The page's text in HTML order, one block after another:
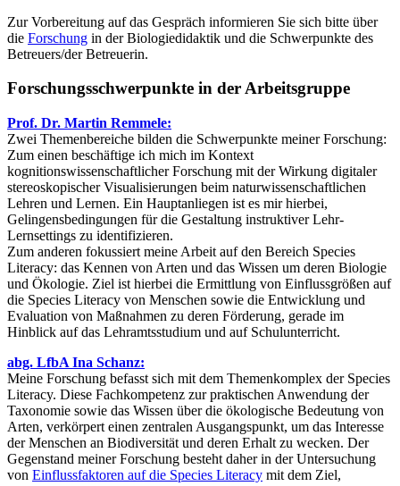
Zur Vorbereitung auf das Gespräch informieren Sie sich bitte über
die Forschung in der Biologiedidaktik und die Schwerpunkte des
Betreuers/der Betreuerin.
Forschungsschwerpunkte in der Arbeitsgruppe
Prof. Dr. Martin Remmele:
Zwei Themenbereiche bilden die Schwerpunkte meiner Forschung:
Zum einen beschäftige ich mich im Kontext
kognitionswissenschaftlicher Forschung mit der Wirkung digitaler
stereoskopischer Visualisierungen beim naturwissenschaftlichen
Lehren und Lernen. Ein Hauptanliegen ist es mir hierbei,
Gelingensbedingungen für die Gestaltung instruktiver Lehr-
Lernsettings zu identifizieren.
Zum anderen fokussiert meine Arbeit auf den Bereich Species
Literacy: das Kennen von Arten und das Wissen um deren Biologie
und Ökologie. Ziel ist hierbei die Ermittlung von Einflussgrößen auf
die Species Literacy von Menschen sowie die Entwicklung und
Evaluation von Maßnahmen zu deren Förderung, gerade im
Hinblick auf das Lehramtsstudium und auf Schulunterricht.
abg. LfbA Ina Schanz:
Meine Forschung befasst sich mit dem Themenkomplex der Species
Literacy. Diese Fachkompetenz zur praktischen Anwendung der
Taxonomie sowie das Wissen über die ökologische Bedeutung von
Arten, verkörpert einen zentralen Ausgangspunkt, um das Interesse
der Menschen an Biodiversität und deren Erhalt zu wecken. Der
Gegenstand meiner Forschung besteht daher in der Untersuchung
von Einflussfaktoren auf die Species Literacy mit dem Ziel,